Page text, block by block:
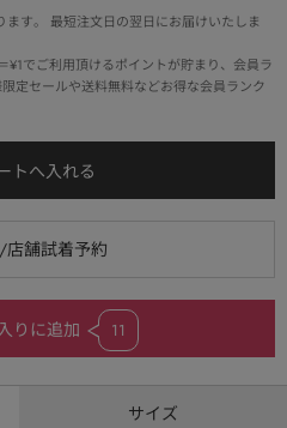
す。 最短注文日の翌日にお届けいたしま
¥1でご利用頂けるポイントが貯まり、会員ラ
定セールや送料無料などお得な会員ランク
りに追加 11
サイズ